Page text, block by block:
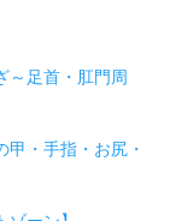
～足首・肛門周
・手指・お尻・